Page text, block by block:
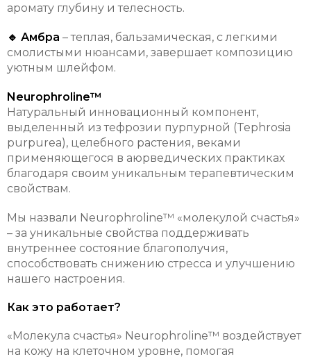
аромату глубину и телесность.
🔹 Амбра – теплая, бальзамическая, с легкими
смолистыми нюансами, завершает композицию
уютным шлейфом.
Neurophroline™
Натуральный инновационный компонент,
выделенный из тефрозии пурпурной (Tephrosia
purpurea), целебного растения, веками
применяющегося в аюрведических практиках
благодаря своим уникальным терапевтическим
свойствам.
Мы назвали Neurophroline™ «молекулой счастья»
– за уникальные свойства поддерживать
внутреннее состояние благополучия,
способствовать снижению стресса и улучшению
нашего настроения.
Как это работает?
«Молекула счастья» Neurophroline™ воздействует
на кожу на клеточном уровне, помогая